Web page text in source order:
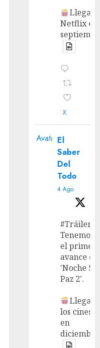
Llega a
Netflix en
X
Avatar El
Saber
Del
Todo
4 Ago
#Tráiler
Tenemos
el primer
avance de
'Noche
Paz 2'.
Llega a
los cines
en